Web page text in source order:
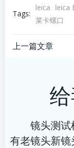
Tags:
leica leica
莱卡螺口
文
航
上一篇文章
镜头测试
有老镜头新